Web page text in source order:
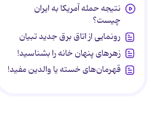
نتیجه حمله آمریکا به ایران
چیست؟
رونمایی از اتاق برق جدید تبیان
زهرهای پنهان خانه را بشناسید!
قهرمان‌های خسته یا والدین مفید!